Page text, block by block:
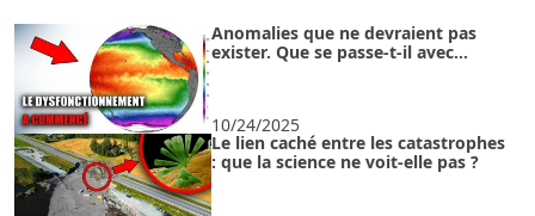
Anomalies que ne devraient pas
exister. Que se passe-t-il avec
10/24/2025
Le lien caché entre les catastrophes
: que la science ne voit-elle pas ?